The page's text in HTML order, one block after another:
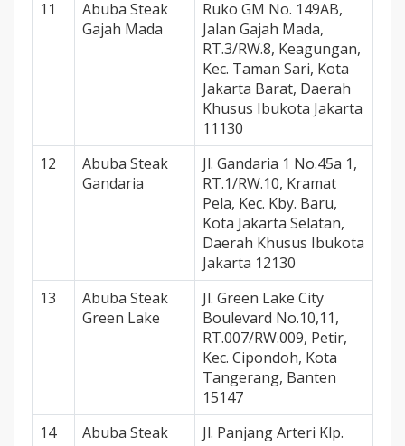
11
Abuba Steak
Gajah Mada
Ruko GM No. 149AB,
Jalan Gajah Mada,
RT.3/RW.8, Keagungan,
Kec. Taman Sari, Kota
Jakarta Barat, Daerah
Khusus Ibukota Jakarta
11130
12
Abuba Steak
Gandaria
Jl. Gandaria 1 No.45a 1,
RT.1/RW.10, Kramat
Pela, Kec. Kby. Baru,
Kota Jakarta Selatan,
Daerah Khusus Ibukota
Jakarta 12130
13
Abuba Steak
Green Lake
Jl. Green Lake City
Boulevard No.10,11,
RT.007/RW.009, Petir,
Kec. Cipondoh, Kota
Tangerang, Banten
15147
14
Abuba Steak
Jl. Panjang Arteri Klp.